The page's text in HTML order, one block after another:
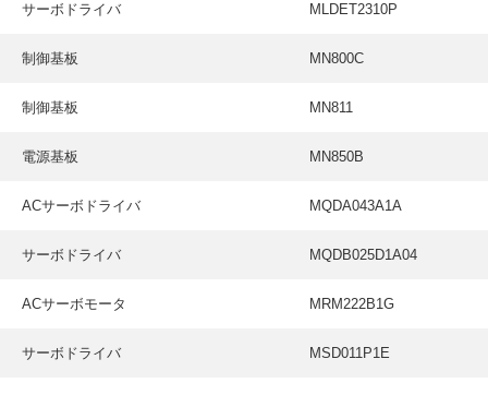
サーボドライバ MLDET2310P
制御基板 MN800C
制御基板 MN811
電源基板 MN850B
ACサーボドライバ MQDA043A1A
サーボドライバ MQDB025D1A04
ACサーボモータ MRM222B1G
サーボドライバ MSD011P1E